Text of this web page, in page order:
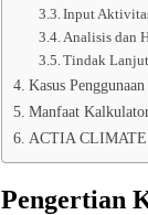
Input
Analisis dan
Tindak
Kasus
Manfaat
ACTIA
Pengertian